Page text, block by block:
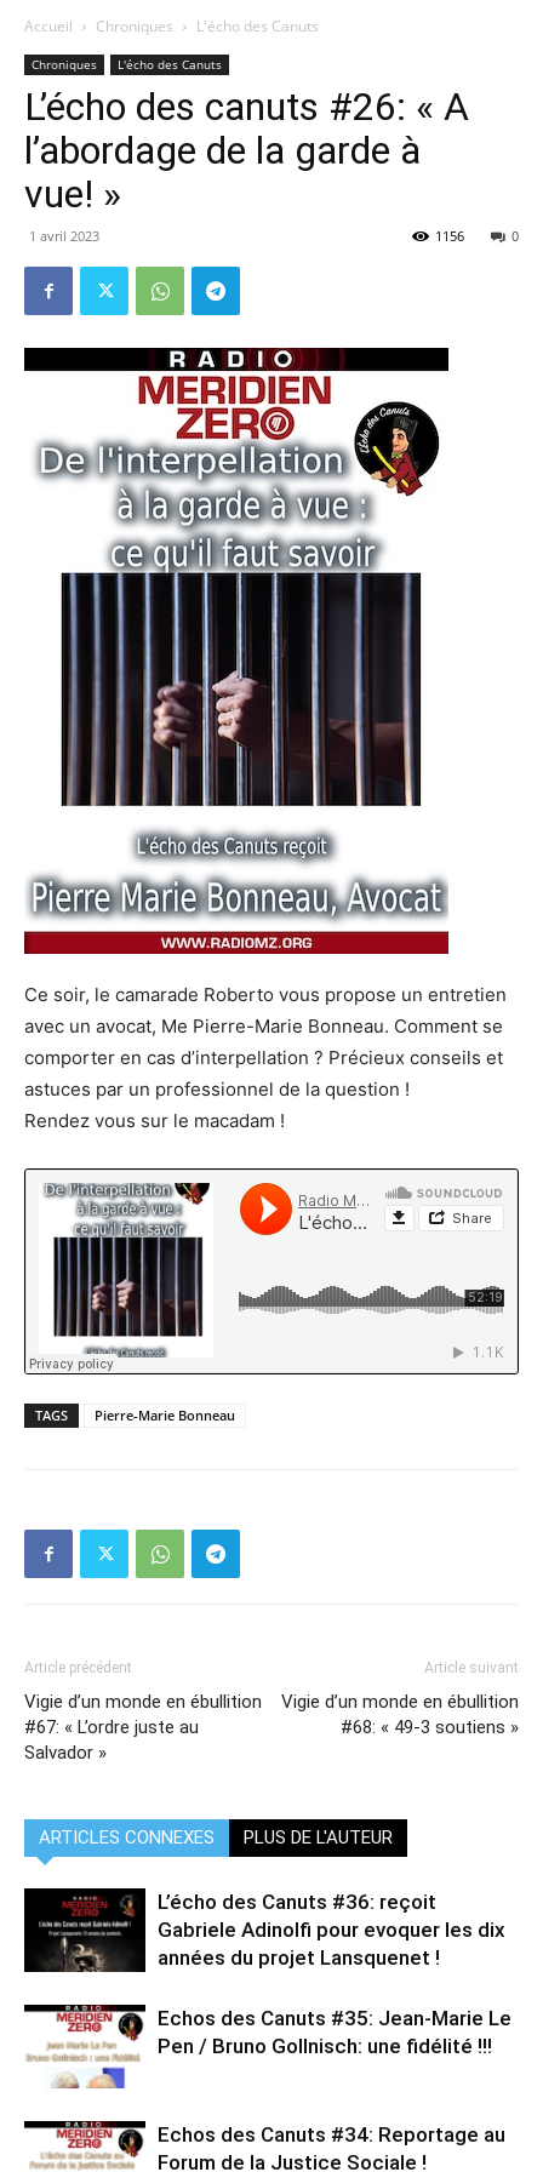
Accueil Chroniques L'écho des Canuts
Chroniques L'écho des Canuts
L’écho des canuts #26: « A
l’abordage de la garde à
vue! »
1 avril 2023 0
1156
Ce soir, le camarade Roberto vous propose un entretien
avec un avocat, Me Pierre-Marie Bonneau. Comment se
comporter en cas d’interpellation ? Précieux conseils et
astuces par un professionnel de la question !
Rendez vous sur le macadam !
TAGS Pierre-Marie Bonneau
Article précédent
Vigie d’un monde en ébullition
#67: « L’ordre juste au
Salvador »
Article suivant
Vigie d’un monde en ébullition
#68: « 49-3 soutiens »
ARTICLES CONNEXES PLUS DE L'AUTEUR
L’écho des Canuts #36: reçoit
Gabriele Adinolfi pour evoquer les dix
années du projet Lansquenet !
Echos des Canuts #35: Jean-Marie Le
Pen / Bruno Gollnisch: une fidélité !!!
Echos des Canuts #34: Reportage au
Forum de la Justice Sociale !